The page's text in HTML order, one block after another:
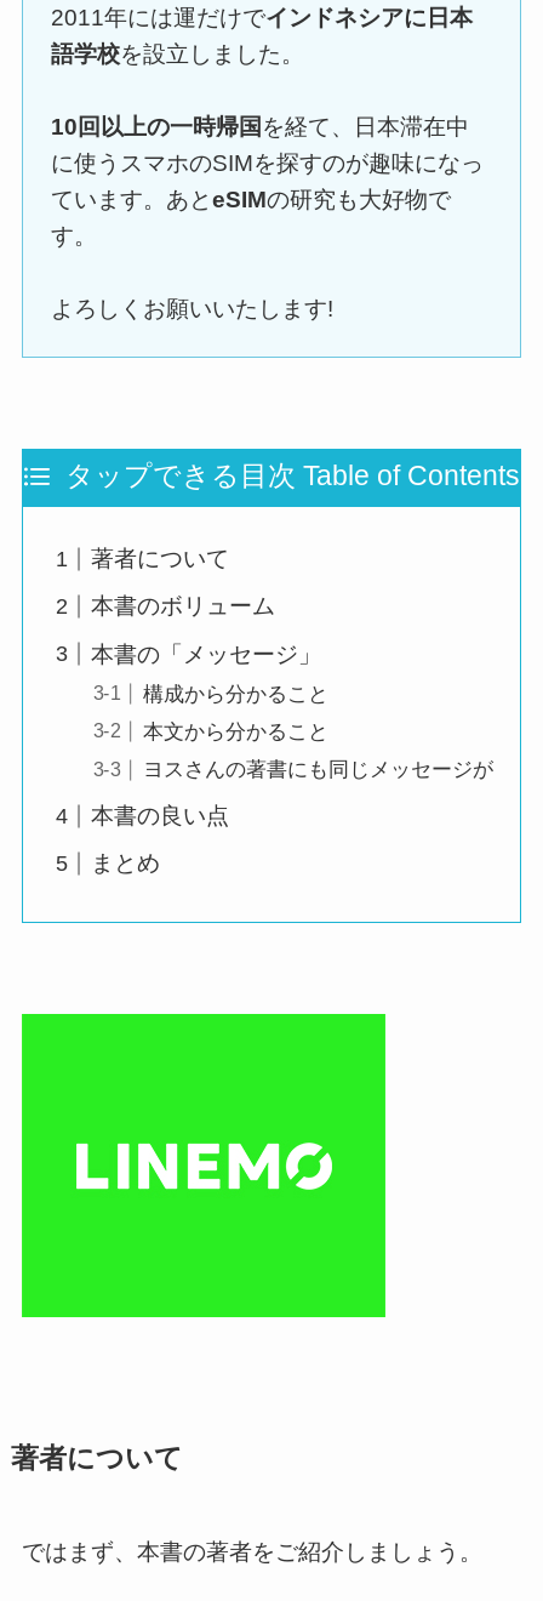
2011年には運だけでインドネシアに日本
語学校を設立しました。
10回以上の一時帰国 を経て、日本滞在中
に使うスマホのSIMを探すのが趣味になっ
ています。あとeSIMの研究も大好物で
す。
よろしくお願いいたします!
タップできる目次 Table of Contents
著者について
本書のボリューム
本書の「メッセージ」
構成から分かること
本文から分かること
ヨスさんの著書にも同じメッセージが
本書の良い点
まとめ
著者について
ではまず、本書の著者をご紹介しましょう。